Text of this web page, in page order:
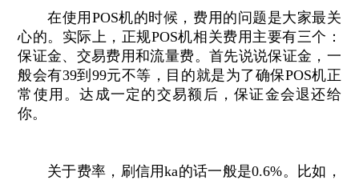
在使用POS机的时候，费用的问题是大家最关
心的。实际上，正规POS机相关费用主要有三个：
保证金、交易费用和流量费。首先说说保证金，一
般会有39到99元不等，目的就是为了确保POS机正
常使用。达成一定的交易额后，保证金会退还给
你。
关于费率，刷信用ka的话一般是0.6%。比如，